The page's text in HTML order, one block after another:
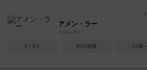
アメン・ラー
Amun-Re
3～5人 90分前後 12歳～